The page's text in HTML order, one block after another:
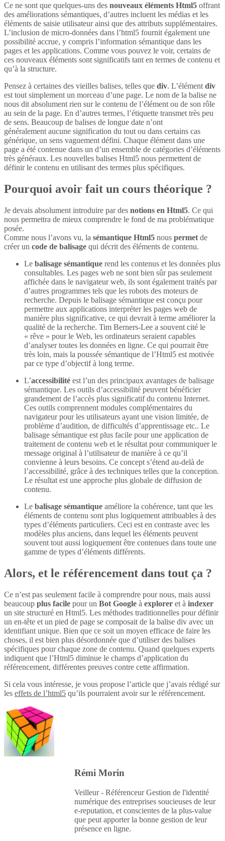
Ce ne sont que quelques-uns des nouveaux éléments Html5 offrant
des améliorations sémantiques, d’autres incluent les médias et les
éléments de saisie utilisateur ainsi que des attributs supplémentaires.
L’inclusion de micro-données dans l’html5 fournit également une
possibilité accrue, y compris l’information sémantique dans les
pages et les applications. Comme vous pouvez le voir, certains de
ces nouveaux éléments sont significatifs tant en termes de contenu et
qu’à la structure.
Pensez à certaines des vieilles balises, telles que div. L’élément div
est tout simplement un morceau d’une page. Le nom de la balise ne
nous dit absolument rien sur le contenu de l’élément ou de son rôle
au sein de la page. En d’autres termes, l’étiquette transmet très peu
de sens. Beaucoup de balises de longue date n’ont
généralement aucune signification du tout ou dans certains cas
générique, un sens vaguement défini. Chaque élément dans une
page a été contenue dans un d’un ensemble de catégories d’éléments
très généraux. Les nouvelles balises Html5 nous permettent de
définir le contenu en utilisant des termes plus spécifiques.
Pourquoi avoir fait un cours théorique ?
Je devais absolument introduire par des notions en Html5. Ce qui
nous permettra de mieux comprendre le fond de ma problématique
posée.
Comme nous l’avons vu, la sémantique Html5 nous permet de
créer un code de balisage qui décrit des éléments de contenu.
Le balisage sémantique rend les contenus et les données plus
consultables. Les pages web ne sont bien sûr pas seulement
affichée dans le navigateur web, ils sont également traités par
d’autres programmes tels que les robots des moteurs de
recherche. Depuis le balisage sémantique est conçu pour
permettre aux applications interpréter les pages web de
manière plus significative, ce qui devrait à terme améliorer la
qualité de la recherche. Tim Berners-Lee a souvent cité le
« rêve » pour le Web, les ordinateurs seraient capables
d’analyser toutes les données en ligne. Ce qui pourrait être
très loin, mais la poussée sémantique de l’Html5 est motivée
par ce type d’objectif à long terme.
L’accessibilité est l’un des principaux avantages de balisage
sémantique. Les outils d’accessibilité peuvent bénéficier
grandement de l’accès plus significatif du contenu Internet.
Ces outils comprennent modules complémentaires du
navigateur pour les utilisateurs ayant une vision limitée, de
problème d’audition, de difficultés d’apprentissage etc.. Le
balisage sémantique est plus facile pour une application de
traitement de contenu web et le résultat pour communiquer le
message original à l’utilisateur de manière à ce qu’il
convienne à leurs besoins. Ce concept s’étend au-delà de
l’accessibilité, grâce à des techniques telles que la conception.
Le résultat est une approche plus globale de diffusion de
contenu.
Le balisage sémantique améliore la cohérence, tant que les
éléments de contenu sont plus logiquement attribuables à des
types d’éléments particuliers. Ceci est en contraste avec les
modèles plus anciens, dans lequel les éléments peuvent
souvent tout aussi logiquement être contenues dans toute une
gamme de types d’éléments différents.
Alors, et le référencement dans tout ça ?
Ce n’est pas seulement facile à comprendre pour nous, mais aussi
beaucoup plus facile pour un Bot Google à explorer et à indexer
un site structuré en Html5. Les méthodes traditionnelles pour définir
un en-tête et un pied de page se composait de la balise div avec un
identifiant unique. Bien que ce soit un moyen efficace de faire les
choses, il est bien plus désordonnée que d’utiliser des balises
spécifiques pour chaque zone de contenu. Quand quelques experts
indiquent que l’Html5 diminue le champs d’application du
référencement, différentes preuves contre cette affirmation.
Si cela vous intéresse, je vous propose l’article que j’avais rédigé sur
les effets de l’html5 qu’ils pourraient avoir sur le référencement.
Rémi Morin
Veilleur - Référenceur Gestion de l'identité
numérique des entreprises soucieuses de leur
e-reputation, et conscientes de la plus-value
que peut apporter la bonne gestion de leur
présence en ligne.